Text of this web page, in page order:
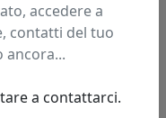
da:
per il prezzo riservato
stampa piezoelettrica
accedere a
contatti del tuo
ancora...
a contattarci.